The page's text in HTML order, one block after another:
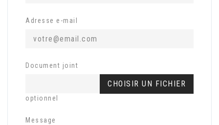
Adresse e-mail
Document joint
CHOISIR UN FICHIER
optionnel
Message